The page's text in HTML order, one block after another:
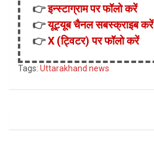
👉इन्स्टाग्राम पर फॉलो करें
👉यूट्यूब चैनल सबस्क्राइब करें
👉X (ट्विटर) पर फॉलो करें
Tags: Uttarakhand news